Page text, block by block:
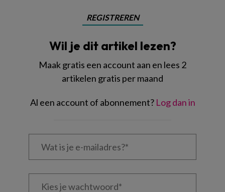
REGISTREREN
Wil je dit artikel lezen?
Maak gratis een account aan en lees 2
artikelen gratis per maand
Al een account of abonnement? Log dan in
Wat
Kies